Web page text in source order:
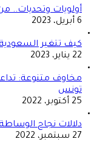
أولويات وتحديات..
6 أبريل، 2023
كيف تتغير
22 يناير، 2023
مخاوف متنوعة:
تونس
25 أكتوبر، 2022
دلالات نجاح
27 سبتمبر، 2022